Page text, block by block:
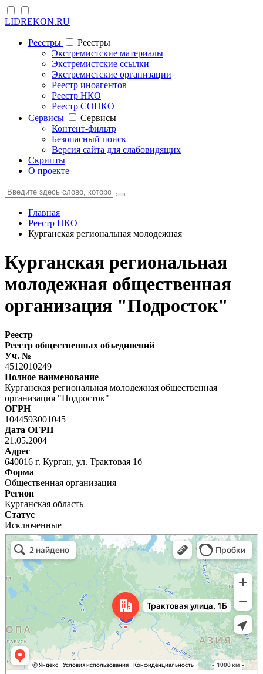
LIDREKON.RU
Реестры
Реестры
Экстремистские материалы
Экстремистские ссылки
Экстремистские организации
Реестр иноагентов
Реестр НКО
Реестр СОНКО
Cервисы
Cервисы
Контент-фильтр
Безопасный поиск
Версия сайта для слабовидящих
Скрипты
О проекте
Главная
Реестр НКО
Курганская региональная молодежная
Курганская региональная
молодежная общественная
организация "Подросток"
Реестр
Реестр общественных объединений
Уч. №
4512010249
Полное наименование
Курганская региональная молодежная общественная
организация "Подросток"
ОГРН
1044593001045
Дата ОГРН
21.05.2004
Адрес
640016 г. Курган, ул. Трактовая 1б
Форма
Общественная организация
Регион
Курганская область
Статус
Исключенные